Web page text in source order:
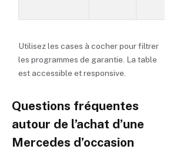
Utilisez les cases à cocher pour filtrer
les programmes de garantie. La table
est accessible et responsive.
Questions fréquentes
autour de l’achat d’une
Mercedes d’occasion